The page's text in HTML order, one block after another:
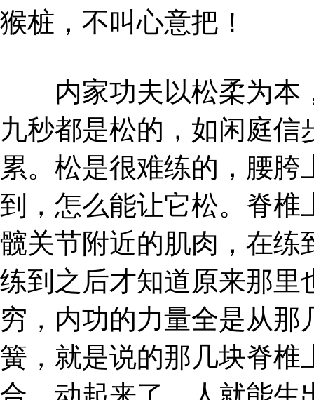
猴桩，不叫心意把！
内家功夫以松柔为本
九秒都是松的，如闲庭
累。松是很难练的，腰
到，怎么能让它松。脊椎
髋关节附近的肌肉，在练
练到之后才知道原来那里
穷，内功的力量全是从
簧，就是说的那几块脊椎